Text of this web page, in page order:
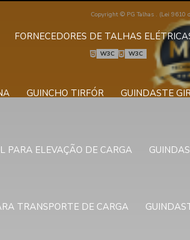
FORNECEDORES DE TALHAS
GUINCHO TIRFÓR GUINDASTE
PARA ELEVAÇÃO DE CARGA
TRANSPORTE DE CARGA
Copyright © PG Talhas . (Lei 9610
W3C W3C